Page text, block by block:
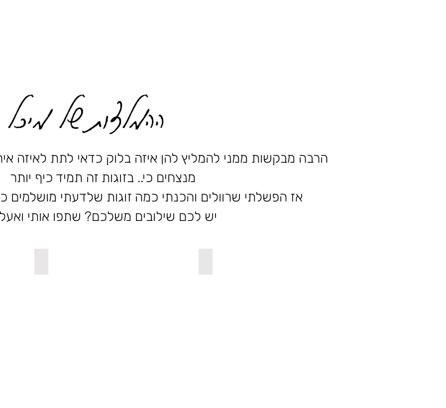
ההמלצות של מיכל
הרבה מבקשות ממני להמליץ להן איזה בלוק כדאי לתת לאיזה
מנצחים כי.. בזוגות זה תמיד כיף יותר
אז הפשלתי שרוולים והכנתי כמה זוגות שלדעתי מושלמים
יש לכם שילובים משלכם? שתפו אותי